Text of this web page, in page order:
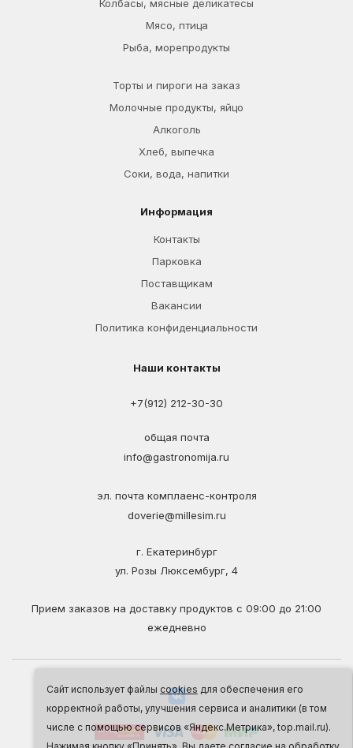
Сайт использует файлы cookies для обеспечения его
корректной работы, улучшения сервиса и аналитики (в том
числе с помощью сервисов «Яндекс.Метрика», top.mail.ru).
Колбасы, мясные деликатесы
Мясо, птица
Рыба, морепродукты
Торты и пироги на заказ
Молочные продукты, яйцо
Алкоголь
Хлеб, выпечка
Соки, вода, напитки
Информация
Контакты
Парковка
Поставщикам
Вакансии
Политика конфиденциальности
Наши контакты
+7(912) 212-30-30
общая почта
info@gastronomija.ru
эл. почта комплаенс-контроля
doverie@millesim.ru
г. Екатеринбург
ул. Розы Люксембург, 4
Прием заказов на доставку продуктов с 09:00 до 21:00
ежедневно